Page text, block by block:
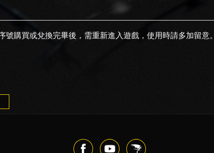
號購買或兌換完畢後，需重新進入遊戲，使用時請多加留意。